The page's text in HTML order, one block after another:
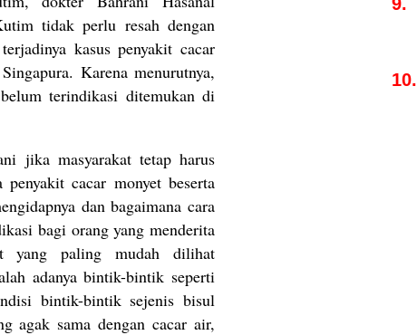
tidak perlu resah dengan
kasus penyakit cacar
Karena menurutnya,
terindikasi ditemukan di
jika masyarakat tetap harus
cacar monyet beserta
dan bagaimana cara
bagi orang yang menderita
yang paling mudah dilihat
adanya bintik-bintik seperti
bintik-bintik sejenis bisul
agak sama dengan cacar air,
10.